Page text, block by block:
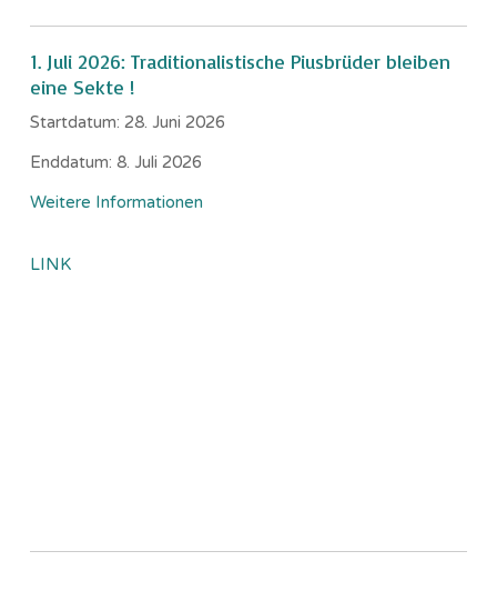
1. Juli 2026: Traditionalistische Piusbrüder bleiben
eine Sekte !
Startdatum: 28. Juni 2026
Enddatum: 8. Juli 2026
Weitere Informationen
LINK